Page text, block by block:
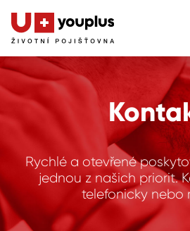
Rychlé a otevřené
jednou z našich priorit.
telefonicky nebo